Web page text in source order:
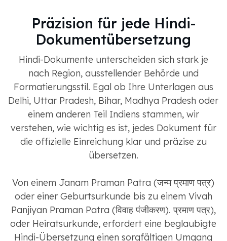
Präzision für jede Hindi-
Dokumentübersetzung
Hindi-Dokumente unterscheiden sich stark je
nach Region, ausstellender Behörde und
Formatierungsstil. Egal ob Ihre Unterlagen aus
Delhi, Uttar Pradesh, Bihar, Madhya Pradesh oder
einem anderen Teil Indiens stammen, wir
verstehen, wie wichtig es ist, jedes Dokument für
die offizielle Einreichung klar und präzise zu
übersetzen.
Von einem Janam Praman Patra (जन्म प्रमाण पत्र)
oder einer Geburtsurkunde bis zu einem Vivah
Panjiyan Praman Patra (विवाह पंजीकरण). प्रमाण पत्र),
oder Heiratsurkunde, erfordert eine beglaubigte
Hindi-Übersetzung einen sorgfältigen Umgang